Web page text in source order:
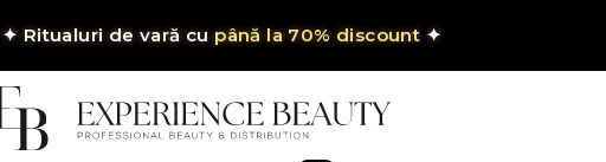
✦ Ritualuri de vară cupână la 70% discount ✦